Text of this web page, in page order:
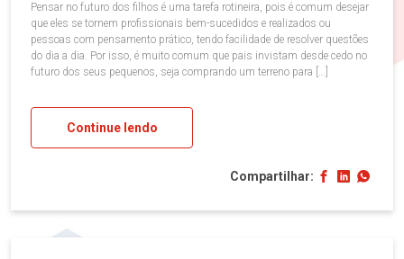
Pensar no futuro dos filhos é uma tarefa rotineira, pois é comum desejar
que eles se tornem profissionais bem-sucedidos e realizados ou
pessoas com pensamento prático, tendo facilidade de resolver questões
do dia a dia. Por isso, é muito comum que pais invistam desde cedo no
futuro dos seus pequenos, seja comprando um terreno para […]
Continue lendo
Compartilhar: